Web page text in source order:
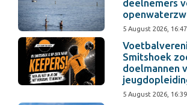
deelnemers
5 August 2026,
Smitshoek
doelmannen
5 August 2026,